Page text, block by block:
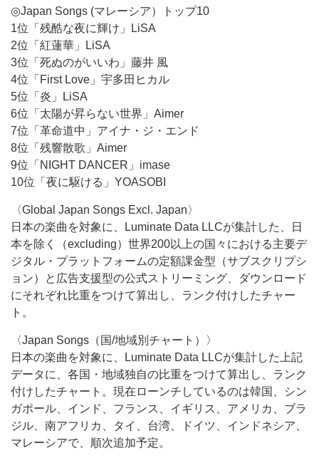
◎Japan Songs (マレーシア）トップ10
1位「残酷な夜に輝け」LiSA
2位「紅蓮華」LiSA
3位「死ぬのがいいわ」藤井 風
4位「First Love」宇多田ヒカル
5位「炎」LiSA
6位「太陽が昇らない世界」Aimer
7位「革命道中」アイナ・ジ・エンド
8位「残響散歌」Aimer
9位「NIGHT DANCER」imase
10位「夜に駆ける」YOASOBI
〈Global Japan Songs Excl. Japan〉
日本の楽曲を対象に、Luminate Data LLCが集計した、日
本を除く（excluding）世界200以上の国々における主要デ
ジタル・プラットフォームの定額課金型（サブスクリプシ
ョン）と広告支援型の公式ストリーミング、ダウンロード
にそれぞれ比重をつけて算出し、ランク付けしたチャー
ト。
〈Japan Songs（国/地域別チャート）〉
日本の楽曲を対象に、Luminate Data LLCが集計した上記
データに、各国・地域独自の比重をつけて算出し、ランク
付けしたチャート。現在ローンチしているのは韓国、シン
ガポール、インド、フランス、イギリス、アメリカ、ブラ
ジル、南アフリカ、タイ、台湾、ドイツ、インドネシア、
マレーシアで、順次追加予定。